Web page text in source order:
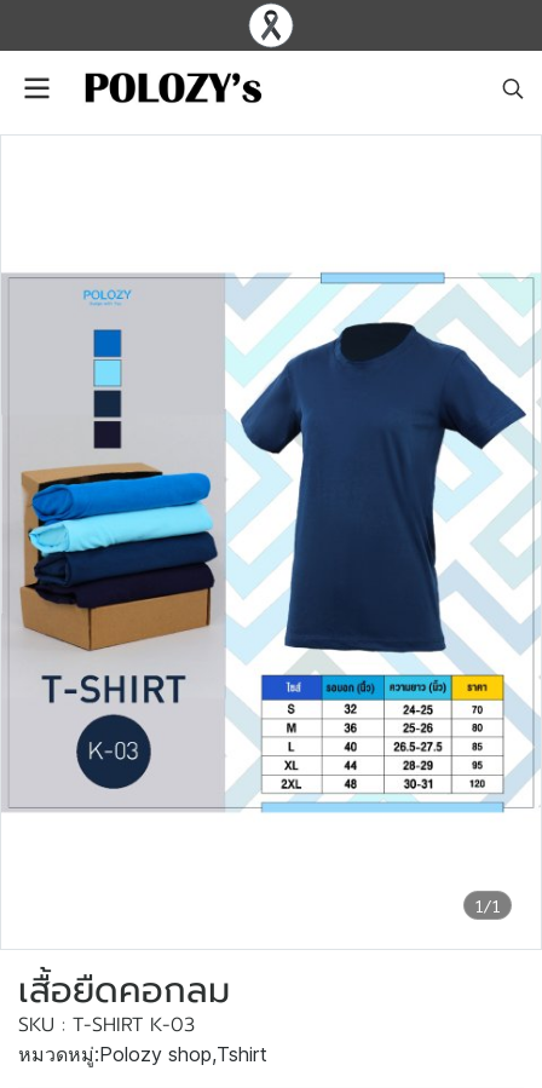
1/1
เสื้อยืดคอกลม
SKU : T-SHIRT K-03
หมวดหมู่:Polozy shop,Tshirt